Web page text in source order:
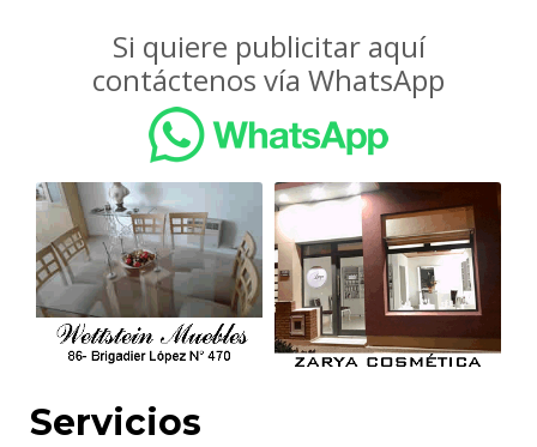
Si quiere publicitar aquí
contáctenos vía WhatsApp
Servicios